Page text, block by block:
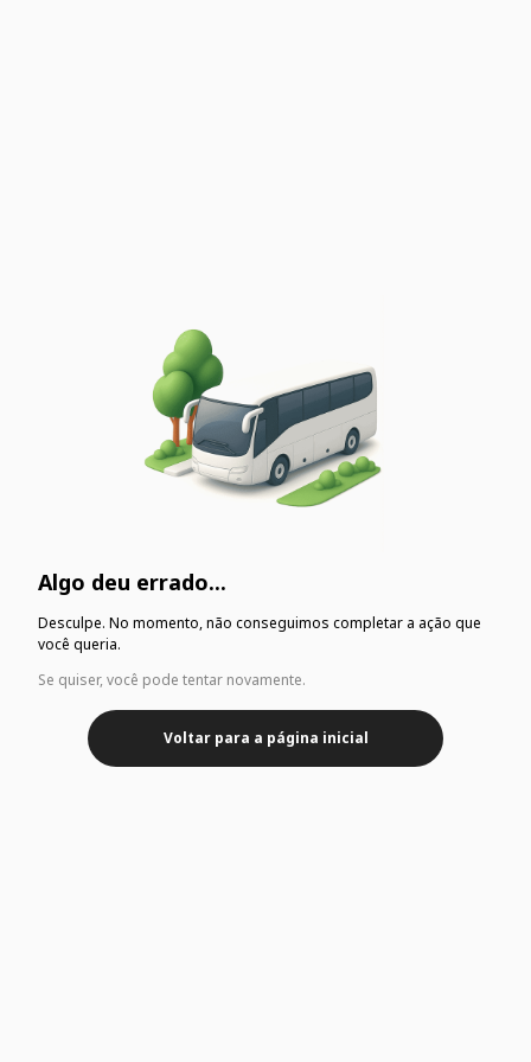
Algo deu errado...
Desculpe. No momento, não conseguimos completar a ação que
você queria.
Se quiser, você pode tentar novamente.
Voltar para a página inicial